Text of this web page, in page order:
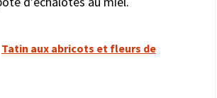
Tatin aux abricots et fleurs de